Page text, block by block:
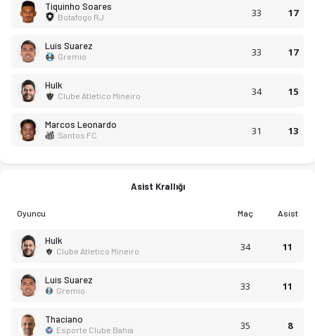
Serie A 2023 sezonu puan durumu, haftalık fikstür ve
Tiquinho Soares
Botafogo RJ 33 17
Luis Suarez
Gremio 33 17
Hulk
Clube Atletico Mineiro 34 15
Marcos Leonardo
Santos FC 31 13
Asist Krallığı
Oyuncu Maç Asist
Hulk
Clube Atletico Mineiro 34 11
Luis Suarez
Gremio 33 11
Thaciano
Esporte Clube Bahia 35 8